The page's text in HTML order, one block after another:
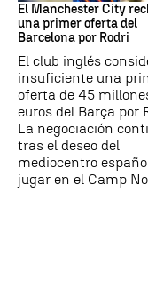
El Manchester City
una primer oferta del
Barcelona por Rodri
El club inglés
insuficiente una
oferta de 45
euros del Barça por
La negociación
tras el deseo del
mediocentro
jugar en el Camp